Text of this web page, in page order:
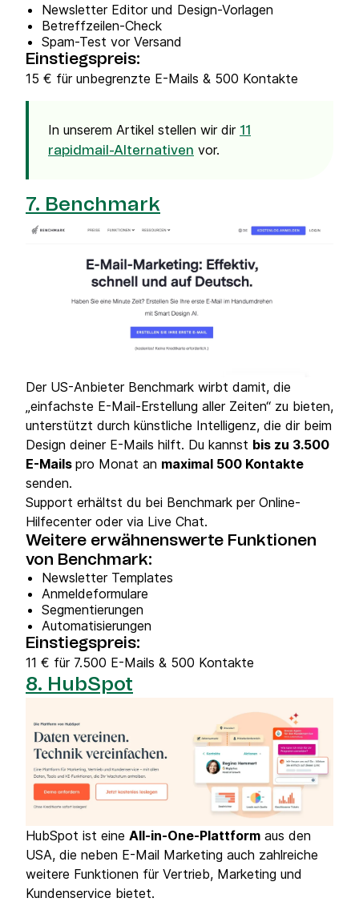
Newsletter Editor und Design-Vorlagen
Betreffzeilen-Check
Spam-Test vor Versand
Einstiegspreis:
15 € für unbegrenzte E-Mails & 500 Kontakte
In unserem Artikel stellen wir dir 11
rapidmail-Alternativen vor.
7. Benchmark
Der US-Anbieter Benchmark wirbt damit, die
„einfachste E-Mail-Erstellung aller Zeiten“ zu bieten,
unterstützt durch künstliche Intelligenz, die dir beim
Design deiner E-Mails hilft. Du kannst bis zu 3.500
E-Mails pro Monat an maximal 500 Kontakte
senden.
Support erhältst du bei Benchmark per Online-
Hilfecenter oder via Live Chat.
Weitere erwähnenswerte Funktionen
von Benchmark:
Newsletter Templates
Anmeldeformulare
Segmentierungen
Automatisierungen
Einstiegspreis:
11 € für 7.500 E-Mails & 500 Kontakte
8. HubSpot
HubSpot ist eine All-in-One-Plattform aus den
USA, die neben E-Mail Marketing auch zahlreiche
weitere Funktionen für Vertrieb, Marketing und
Kundenservice bietet.